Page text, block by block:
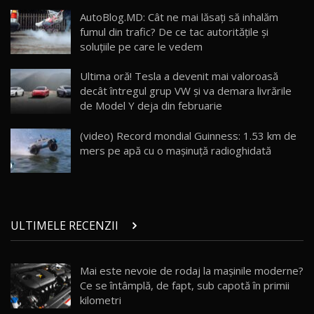
24
Van Electric Testat în Moldova / AutoBlog.MD
26:38
25
mai Exclusiv și Puternic Defender Testat în
Moldova
32:21
26
AutoBlog.MD
10:57
28
Noul Geely Monjaro 2025! Mai ieftin și mai
dotat / Test Drive AutoBlog.MD
ZEEKR 9X - PRIMUL TEST DRIVE ÎN ROMÂNĂ!
CUM SE CONDUCE?
33:40
AutoBlog.MD: Cât ne mai lăsați să inhalăm
fumul din trafic? De ce tac autoritățile și
soluțiile pe care le vedem
Ultima oră! Tesla a devenit mai valoroasă
decât întregul grup VW şi va demara livrările
de Model Y deja din februarie
(video) Record mondial Guinness: 1.53 km de
mers pe apă cu o mașinuță radioghidată
ULTIMELE RECENZII
Mai este nevoie de rodaj la mașinile moderne?
Ce se întâmplă, de fapt, sub capotă în primii
kilometri